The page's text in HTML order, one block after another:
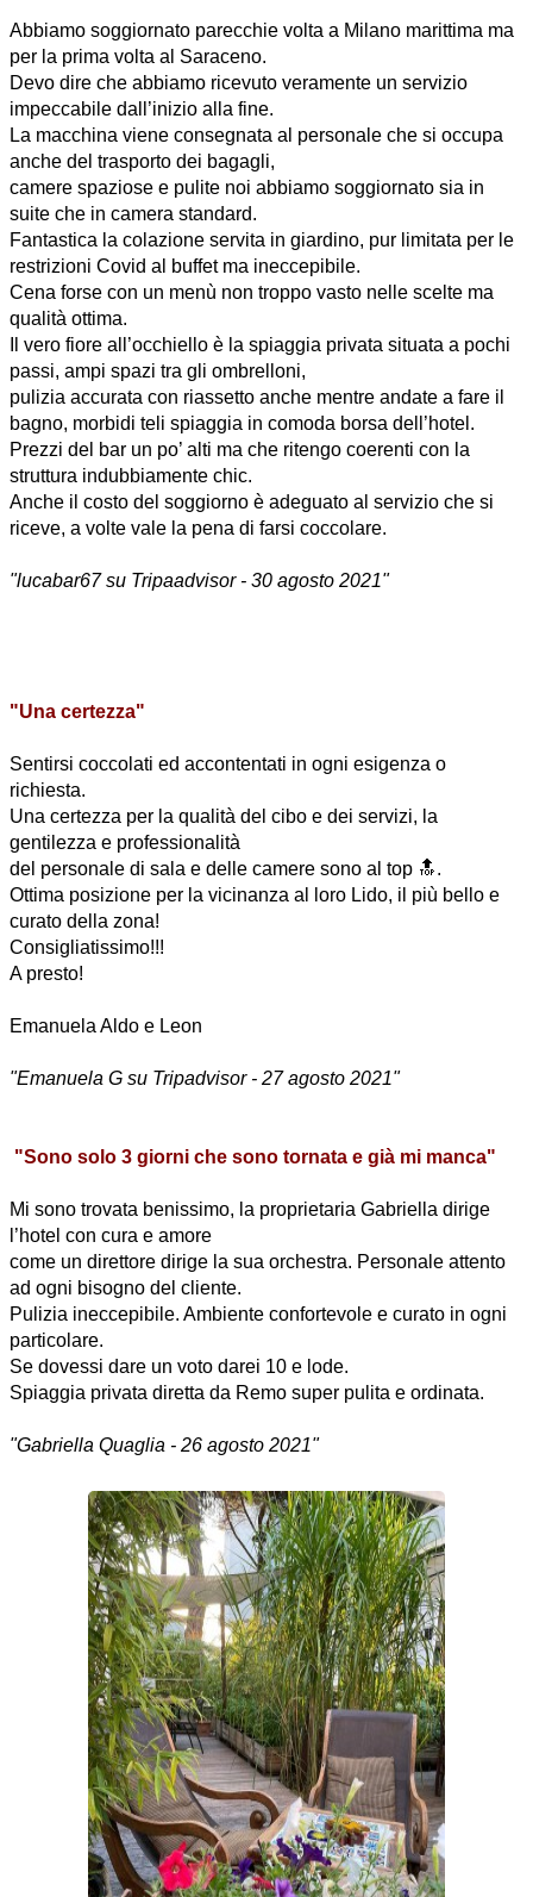
Abbiamo soggiornato parecchie volta a Milano marittima ma
per la prima volta al Saraceno.
Devo dire che abbiamo ricevuto veramente un servizio
impeccabile dall’inizio alla fine.
La macchina viene consegnata al personale che si occupa
anche del trasporto dei bagagli,
camere spaziose e pulite noi abbiamo soggiornato sia in
suite che in camera standard.
Fantastica la colazione servita in giardino, pur limitata per le
restrizioni Covid al buffet ma ineccepibile.
Cena forse con un menù non troppo vasto nelle scelte ma
qualità ottima.
Il vero fiore all’occhiello è la spiaggia privata situata a pochi
passi, ampi spazi tra gli ombrelloni,
pulizia accurata con riassetto anche mentre andate a fare il
bagno, morbidi teli spiaggia in comoda borsa dell’hotel.
Prezzi del bar un po’ alti ma che ritengo coerenti con la
struttura indubbiamente chic.
Anche il costo del soggiorno è adeguato al servizio che si
riceve, a volte vale la pena di farsi coccolare.
"lucabar67 su Tripaadvisor - 30 agosto 2021"
"Una certezza"
Sentirsi coccolati ed accontentati in ogni esigenza o
richiesta.
Una certezza per la qualità del cibo e dei servizi, la
gentilezza e professionalità
del personale di sala e delle camere sono al top 🔝.
Ottima posizione per la vicinanza al loro Lido, il più bello e
curato della zona!
Consigliatissimo!!!
A presto!
Emanuela Aldo e Leon
"Emanuela G su Tripadvisor - 27 agosto 2021"
"Sono solo 3 giorni che sono tornata e già mi manca"
Mi sono trovata benissimo, la proprietaria Gabriella dirige
l’hotel con cura e amore
come un direttore dirige la sua orchestra. Personale attento
ad ogni bisogno del cliente.
Pulizia ineccepibile. Ambiente confortevole e curato in ogni
particolare.
Se dovessi dare un voto darei 10 e lode.
Spiaggia privata diretta da Remo super pulita e ordinata.
"Gabriella Quaglia - 26 agosto 2021"